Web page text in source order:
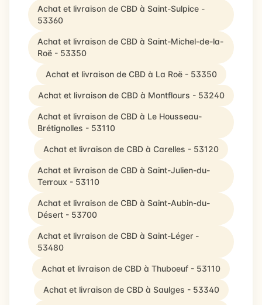
Achat et livraison de CBD à Saint-Sulpice -
53360
Achat et livraison de CBD à Saint-Michel-de-la-
Roë - 53350
Achat et livraison de CBD à La Roë - 53350
Achat et livraison de CBD à Montflours - 53240
Achat et livraison de CBD à Le Housseau-
Brétignolles - 53110
Achat et livraison de CBD à Carelles - 53120
Achat et livraison de CBD à Saint-Julien-du-
Terroux - 53110
Achat et livraison de CBD à Saint-Aubin-du-
Désert - 53700
Achat et livraison de CBD à Saint-Léger -
53480
Achat et livraison de CBD à Thuboeuf - 53110
Achat et livraison de CBD à Saulges - 53340